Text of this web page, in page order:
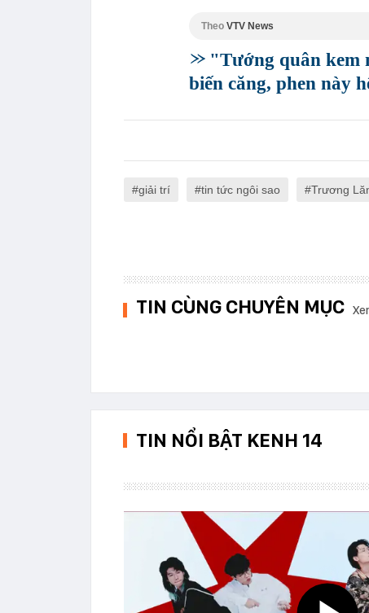
Theo VTV News
"Tướng quân kem
biến căng, phen này
giải trí tin tức ngôi sao Trương
TIN CÙNG CHUYÊN MỤC
TIN NỔI BẬT KENH 14